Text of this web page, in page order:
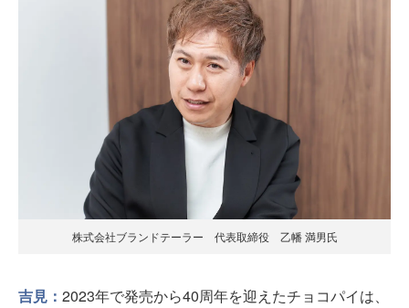
株式会社ブランドテーラー 代表取締役 乙幡 満男氏
吉見： 2023年で発売から40周年を迎えたチョコパイは、